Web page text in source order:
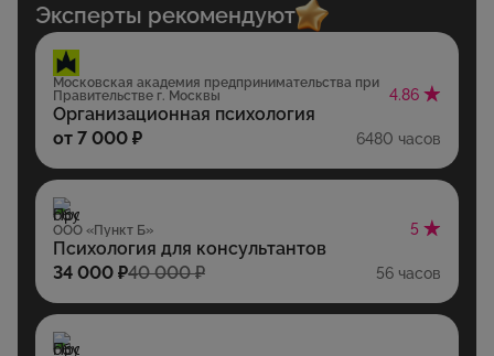
Эксперты рекомендуют
Московская академия предпринимательства при
Правительстве г. Москвы
4.86
Организационная психология
от 7 000 ₽
6480 часов
ООО «Пункт Б» 5
Психология для консультантов
34 000 ₽40 000 ₽ 56 часов